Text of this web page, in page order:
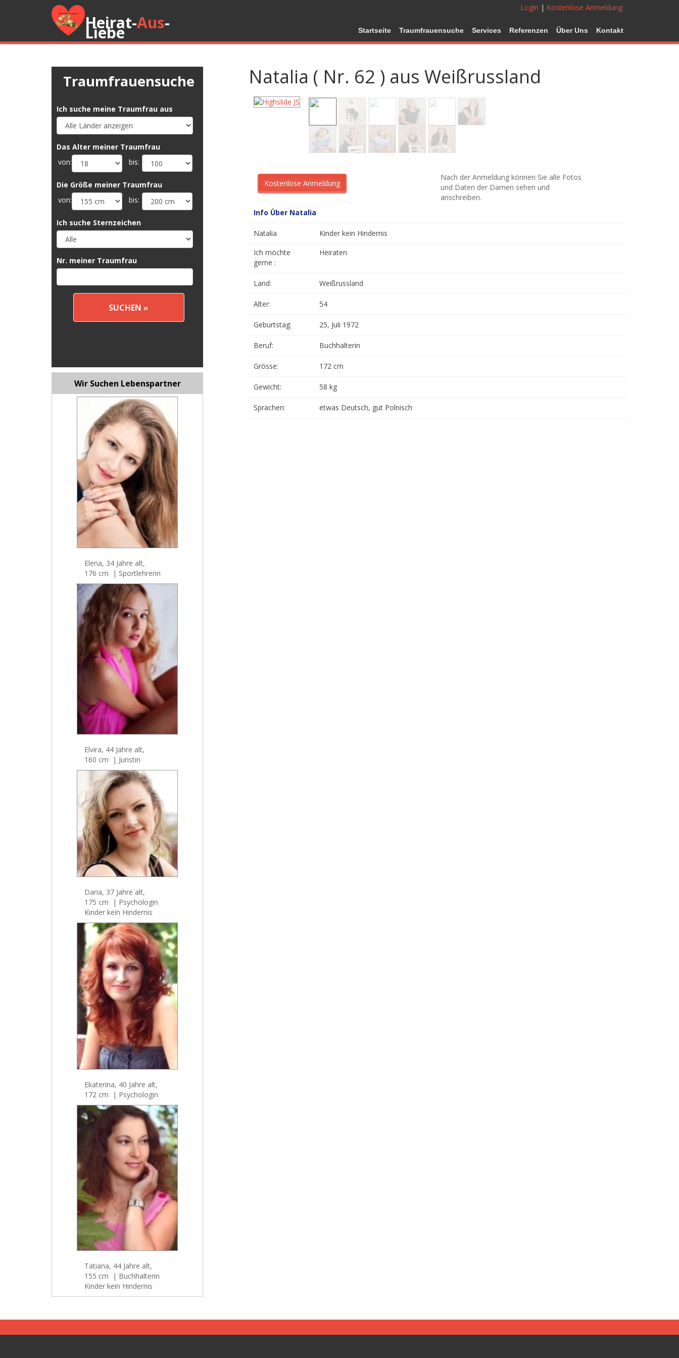
Heirat-Aus-
Liebe
Login | Kostenlose Anmeldung
Startseite Traumfrauensuche Services Referenzen Über Uns Kontakt
Traumfrauensuche
Ich suche meine Traumfrau aus
Das Alter meiner Traumfrau
von:
bis:
Die Größe meiner Traumfrau
von:
´ bis:
Ich suche Sternzeichen
Nr. meiner Traumfrau
Wir Suchen Lebenspartner
Elena, 34 Jahre alt,
176 cm | Sportlehrerin
Elvira, 44 Jahre alt,
160 cm | Juristin
Daria, 37 Jahre alt,
175 cm | Psychologin
Kinder kein Hindernis
Ekaterina, 40 Jahre alt,
172 cm | Psychologin
Tatiana, 44 Jahre alt,
155 cm | Buchhalterin
Kinder kein Hindernis
Natalia ( Nr. 62 ) aus Weißrussland
Nach der Anmeldung können Sie alle Fotos
und Daten der Damen sehen und
anschreiben.
Info Über Natalia
Natalia
Kinder kein Hindernis
Ich möchte
gerne :
Heiraten
Land: Weißrussland
Alter: 54
Geburtstag: 25, Juli 1972
Beruf: Buchhalterin
Grösse: 172 cm
Gewicht: 58 kg
Sprachen: etwas Deutsch, gut Polnisch